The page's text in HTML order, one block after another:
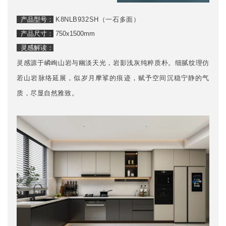
产品型号：
K8NLB932SH（一石多面）
产品尺寸： 750x1500mm
灵感解读：
灵感源于嶙峋山岩与幽淡天光，岩影浅灰纯粹质朴。细腻纹理仿
若山岩脉络延展，似岁月摩挲的痕迹，赋予空间沉稳宁静的气
质，尽显自然雅致。